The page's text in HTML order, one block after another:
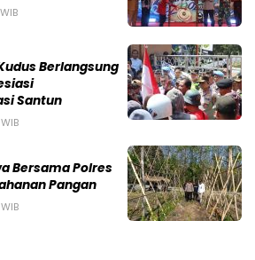
Berlangsung
Santun
Bersama Polres
Pangan